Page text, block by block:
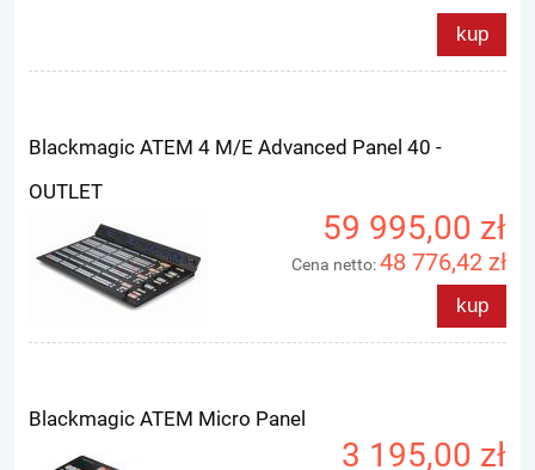
kup
Blackmagic ATEM 4 M/E Advanced Panel 40 -
OUTLET
59 995,00 zł
Cena netto:48 776,42 zł
kup
Blackmagic ATEM Micro Panel
3 195,00 zł